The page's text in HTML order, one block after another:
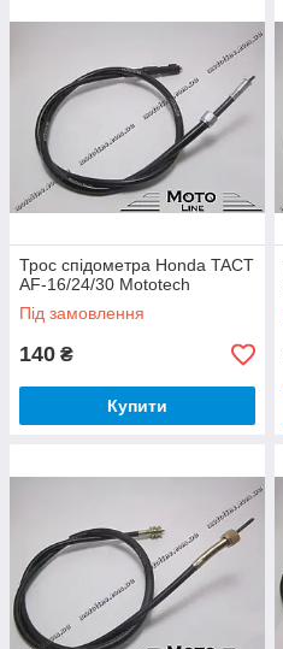
Трос спідометра Honda TACT
AF-16/24/30 Mototech
Під замовлення
140 ₴
Купити